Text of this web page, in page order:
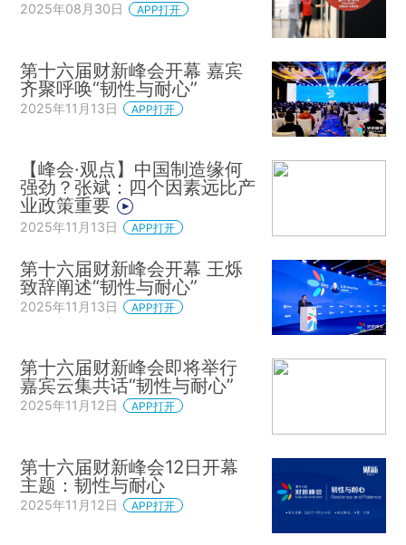
2025年08月30日 APP打开
第十六届财新峰会开幕 嘉宾
齐聚呼唤“韧性与耐心”
2025年11月13日 APP打开
【峰会·观点】中国制造缘何
强劲？张斌：四个因素远比产
业政策重要
2025年11月13日 APP打开
第十六届财新峰会开幕 王烁
致辞阐述“韧性与耐心”
2025年11月13日 APP打开
第十六届财新峰会即将举行
嘉宾云集共话“韧性与耐心”
2025年11月12日 APP打开
第十六届财新峰会12日开幕
主题：韧性与耐心
2025年11月12日 APP打开